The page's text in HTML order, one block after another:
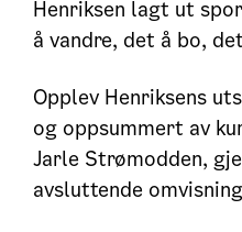
Henriksen lagt ut
å vandre, det å bo,
Opplev Henriksens
og oppsummert av
Jarle Strømodden,
avsluttende